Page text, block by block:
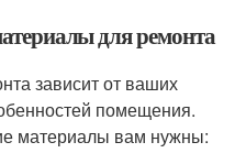
для ремонта
зависит от ваших
помещения.
материалы вам нужны: